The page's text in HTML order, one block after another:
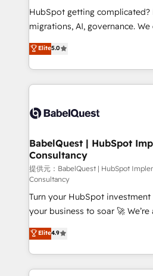
across ChatGPT, Claude,
Google AI Overviews. HubSpot Impact Award -
Innovation HubSpot Impact
Migration Excellence HubSpot
accreditations with HubSpot.
HubSpot getting complicated?
migrations, AI, governance. We organise that
complexity, so your team can
Welcome to our Profile! We help with:
implementation, reports,
training • CRM migration from
custom API integrations with
operations A little about us: • Boutique 'Elite' team of
12 • 150+ clients across Sales
Service Hub, Data Hub and
27001:2022, ISO 9001:2015,
certified - the AI management
our AI governance framework,
Ready for the next step? Click the 👈 '𝗖𝗼𝗻𝘁𝗮𝗰𝘁
𝗯𝘂𝘀𝗶𝗻𝗲𝘀𝘀' button to get in
𝘳𝘦𝘴𝘱𝘰𝘯𝘴𝘪𝘷𝘦)
Elite5.0
BabelQuest | HubSpot
Consultancy
提供元：BabelQuest | HubSpot
Consultancy
Turn your HubSpot
your business to soar 🚀 We’re a team of accredited
HubSpot experts ready to help you.
implement the platform into
environments, optimise what
sure you can actually use it,
Elite4.9